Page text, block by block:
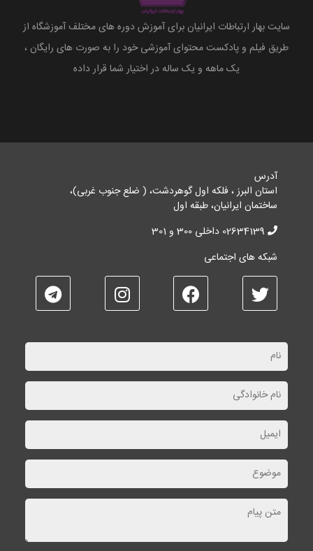
سایت بهار ارتباطات ایرانیان برای آموزش دوره های مختلف آموزشگاه از
طریق فیلم و پادکست محتوای آموزشی خود را به صورت های رایگان ،
یک ماهه و یک ساله در اختیار شما قرار داده
آدرس
استان البرز ، فلکه اول گوهردشت، ( ضلع جنوب غربی)،
ساختمان ایرانیان، طبقه اول
02634139 داخلی 300 و 301
شبکه های اجتماعی